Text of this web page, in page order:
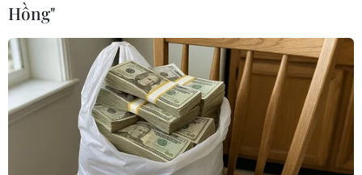
Liên bang Nga. 506 km2 nằm
trong vùng xám tranh giành.
(Vietnam+)
Hồng"